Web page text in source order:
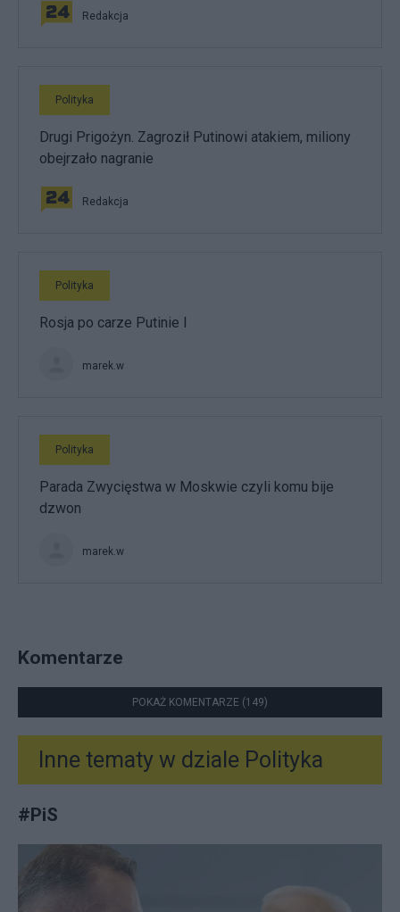
Redakcja
Polityka
Drugi Prigożyn. Zagroził Putinowi atakiem, miliony
obejrzało nagranie
Redakcja
Polityka
Rosja po carze Putinie I
marek.w
Polityka
Parada Zwycięstwa w Moskwie czyli komu bije
dzwon
marek.w
Komentarze
POKAŻ KOMENTARZE (149)
Inne tematy w dziale Polityka
#PiS